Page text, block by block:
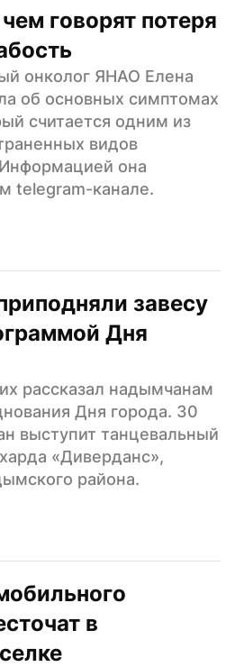
говорят потеря
онколог ЯНАО Елена
об основных симптомах
считается одним из
видов
она
telegram-канале.
завесу
Дня
рассказал надымчанам
Дня города. 30
выступит танцевальный
«Диверданс»,
района.
в